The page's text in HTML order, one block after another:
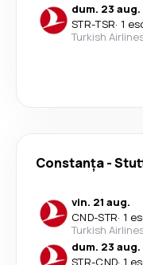
dum. 23 aug.
STR-TSR· 1
Turkish
Constanța-
vin. 21 aug.
CND-STR· 1
Turkish
dum. 23 aug.
STR-CND· 1